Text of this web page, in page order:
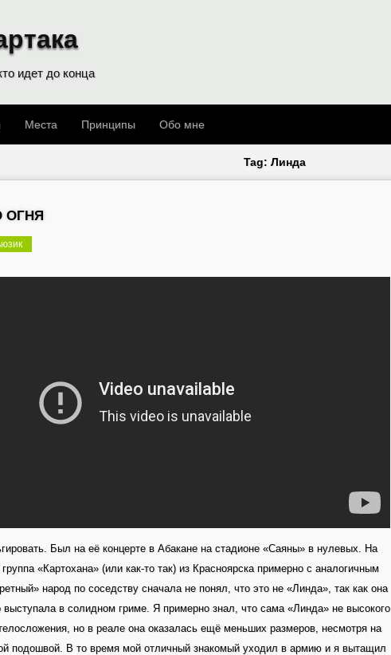
идет до конца
Места Принципы Обо мне
Tag: Линда
ОГНЯ
Был на её концерте в Абакане на стадионе «Саяны» в нулевых. На
«Картохана» (или как-то так) из Красноярска примерно с аналогичным
народ по соседству сначала не понял, что это не «Линда», так как она
выступала в солидном гриме. Я примерно знал, что сама «Линда» не высокого
но в реале она оказалась ещё меньших размеров, несмотря на
подошвой. В то время мой отличный знакомый уходил в армию и я вытащил